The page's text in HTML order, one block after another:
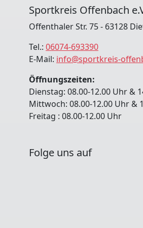
Sportkreis Offenbach
Offenthaler Str. 75 - 63128
Tel.: 06074-693390
E-Mail: info@sportkreis-
Öffnungszeiten:
Dienstag: 08.00-12.00 Uhr &
Mittwoch: 08.00-12.00 Uhr &
Freitag : 08.00-12.00 Uhr
Folge uns auf